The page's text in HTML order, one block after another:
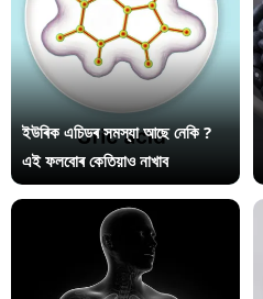
ইউৰিক এচিডৰ সমস্যা আছে নেকি ?
এই ফলবোৰ কেতিয়াও নাখাব